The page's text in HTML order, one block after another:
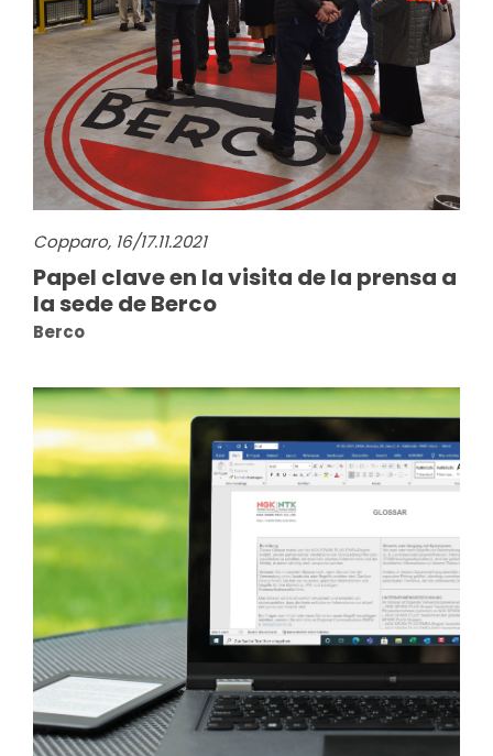
Copparo, 16/17.11.2021
Papel clave en la visita de la prensa a
la sede de Berco
Berco